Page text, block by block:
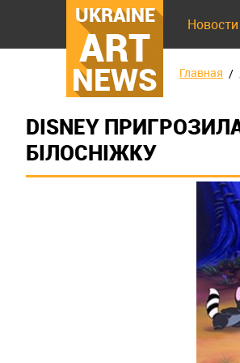
UKRAINE
ART
NEWS
Новости
Главная
DISNEY
БІЛОСНІЖКУ